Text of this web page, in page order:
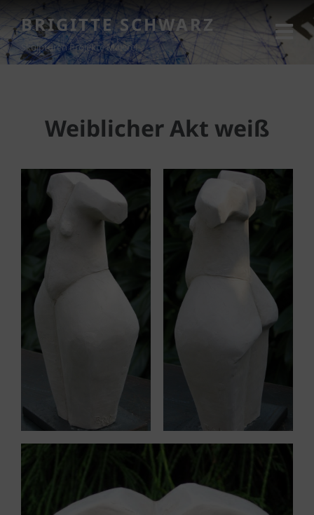
BRIGITTE SCHWARZ
Skulpturen Projekte Malerei
Weiblicher Akt weiß